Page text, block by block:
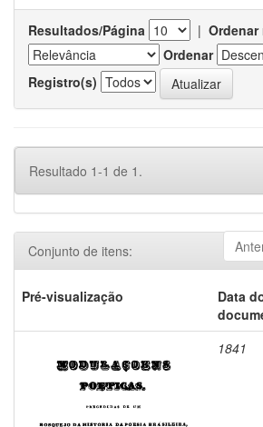
Resultados/Página |
Ordenar
Registro(s)
Resultado 1-1 de 1.
Conjunto de itens:
Pré-visualização
Data
1841